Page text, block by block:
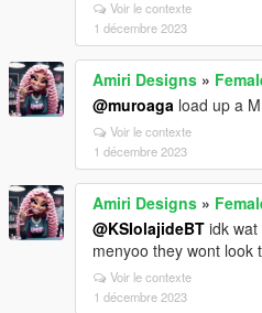
Voir le contexte
1 décembre 2023
Amiri Designs »
@muroaga load up a
Voir le contexte
1 décembre 2023
Amiri Designs »
@KSIolajideBT idk
menyoo they wont look
Voir le contexte
1 décembre 2023